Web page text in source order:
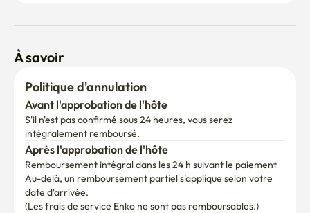
À savoir
Politique d'annulation
Avant l'approbation de l'hôte
S'il n'est pas confirmé sous 24 heures, vous serez
intégralement remboursé.
Après l'approbation de l'hôte
Remboursement intégral dans les 24 h suivant le paiement
Au-delà, un remboursement partiel s'applique selon votre
date d'arrivée.
(Les frais de service Enko ne sont pas remboursables.)